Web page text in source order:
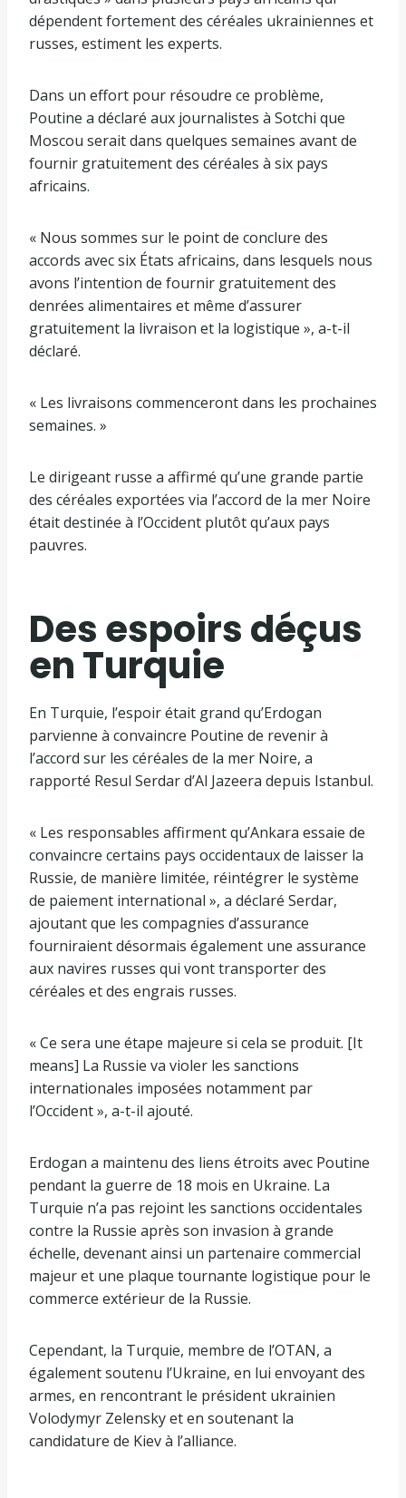
dépendent fortement des céréales ukrainiennes et
russes, estiment les experts.
Dans un effort pour résoudre ce problème,
Poutine a déclaré aux journalistes à Sotchi que
Moscou serait dans quelques semaines avant de
fournir gratuitement des céréales à six pays
africains.
« Nous sommes sur le point de conclure des
accords avec six États africains, dans lesquels nous
avons l’intention de fournir gratuitement des
denrées alimentaires et même d’assurer
gratuitement la livraison et la logistique », a-t-il
déclaré.
« Les livraisons commenceront dans les prochaines
semaines. »
Le dirigeant russe a affirmé qu’une grande partie
des céréales exportées via l’accord de la mer Noire
était destinée à l’Occident plutôt qu’aux pays
pauvres.
Des espoirs déçus
en Turquie
En Turquie, l’espoir était grand qu’Erdogan
parvienne à convaincre Poutine de revenir à
l’accord sur les céréales de la mer Noire, a
rapporté Resul Serdar d’Al Jazeera depuis Istanbul.
« Les responsables affirment qu’Ankara essaie de
convaincre certains pays occidentaux de laisser la
Russie, de manière limitée, réintégrer le système
de paiement international », a déclaré Serdar,
ajoutant que les compagnies d’assurance
fourniraient désormais également une assurance
aux navires russes qui vont transporter des
céréales et des engrais russes.
« Ce sera une étape majeure si cela se produit. [It
means] La Russie va violer les sanctions
internationales imposées notamment par
l’Occident », a-t-il ajouté.
Erdogan a maintenu des liens étroits avec Poutine
pendant la guerre de 18 mois en Ukraine. La
Turquie n’a pas rejoint les sanctions occidentales
contre la Russie après son invasion à grande
échelle, devenant ainsi un partenaire commercial
majeur et une plaque tournante logistique pour le
commerce extérieur de la Russie.
Cependant, la Turquie, membre de l’OTAN, a
également soutenu l’Ukraine, en lui envoyant des
armes, en rencontrant le président ukrainien
Volodymyr Zelensky et en soutenant la
candidature de Kiev à l’alliance.